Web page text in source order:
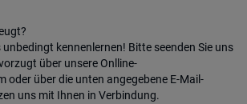
kennenlernen! Bitte seenden Sie uns
über unsere Onlline-
oder über die unten angegebene E-Mail-
uns mit Ihnen in Verbindung.